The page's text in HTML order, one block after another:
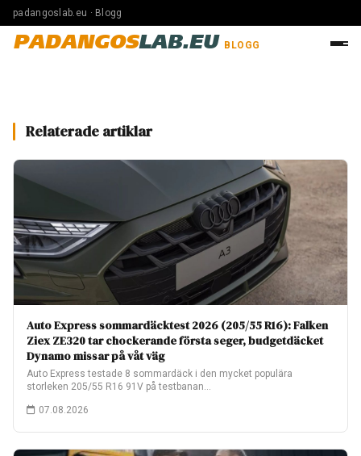
padangoslab.eu · Blogg
PADANGOSLAB.EU BLOGG
Relaterade artiklar
Auto Express sommardäcktest 2026 (205/55 R16): Falken
Ziex ZE320 tar chockerande första seger, budgetdäcket
Dynamo missar på våt väg
Auto Express testade 8 sommardäck i den mycket populära
storleken 205/55 R16 91V på testbanan…
07.08.2026